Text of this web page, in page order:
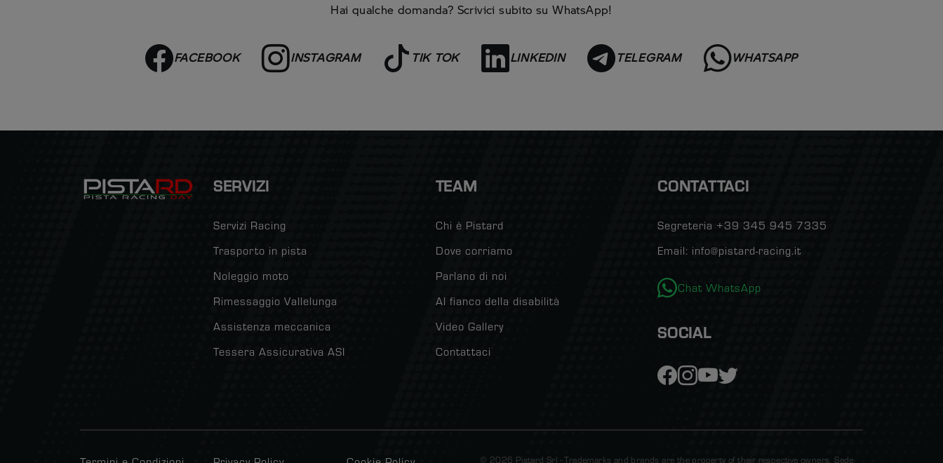
Hai qualche domanda? Scrivici subito su WhatsApp!
FACEBOOK INSTAGRAM TIK TOK LINKEDIN TELEGRAM WHATSAPP
SERVIZI
Servizi Racing
Trasporto in pista
Noleggio moto
Rimessaggio Vallelunga
Assistenza meccanica
Tessera Assicurativa ASI
TEAM
Chi è Pistard
Dove corriamo
Parlano di noi
Al fianco della disabilità
Video Gallery
Contattaci
CONTATTACI
Segreteria +39 345 945 7335
Email: info@pistard-racing.it
Chat WhatsApp
SOCIAL
© 2026 Pistard Srl - Trademarks and brands are the property of their respective owners. Sede